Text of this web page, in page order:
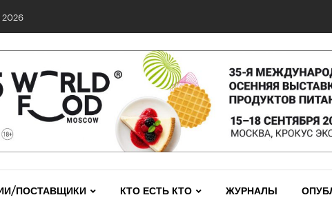
ПОСТАВЩИКИ КТО ЕСТЬ КТО ЖУРНАЛЫ